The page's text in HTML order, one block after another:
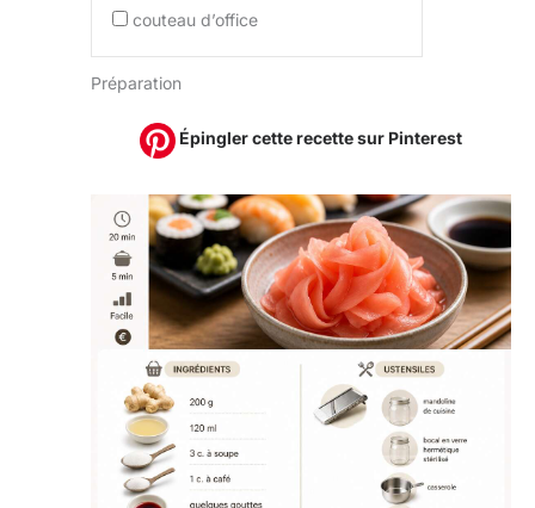
couteau d’office
Préparation
Épingler cette recette sur Pinterest